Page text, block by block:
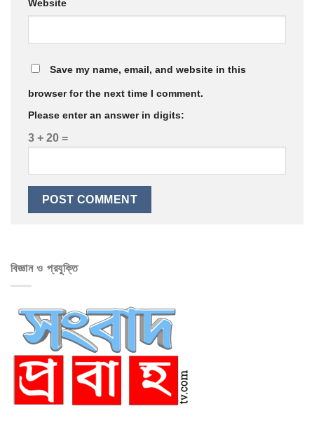
Website
Save my name, email, and website in this
browser for the next time I comment.
Please enter an answer in digits:
3 + 20 =
বিজ্ঞান ও প্রযুক্তি